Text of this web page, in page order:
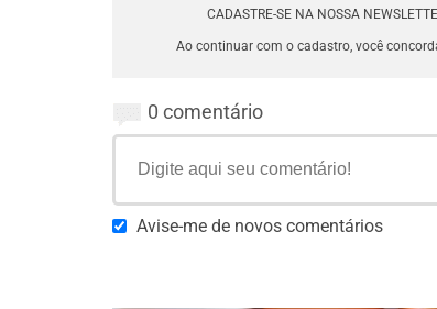
CADASTRE-SE NA NOSSA
Ao continuar com o cadastro, você
0 comentário
Avise-me de novos comentários